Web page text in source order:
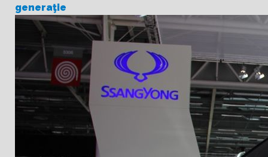
generaţie